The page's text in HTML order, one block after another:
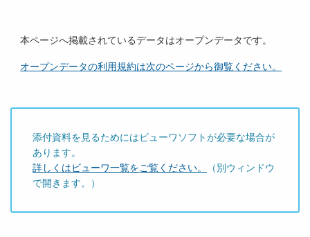
本ページへ掲載されているデータはオープンデータです。
オープンデータの利用規約は次のページから御覧ください。
添付資料を見るためにはビューワソフトが必要な場合が
あります。
詳しくはビューワ一覧をご覧ください。
（別ウィンドウ
で開きます。）